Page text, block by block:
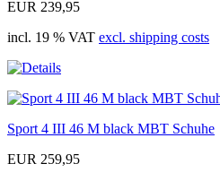
EUR 239,95
incl. 19 % VAT excl. shipping costs
Sport 4 III 46 M black MBT Schuhe
EUR 259,95